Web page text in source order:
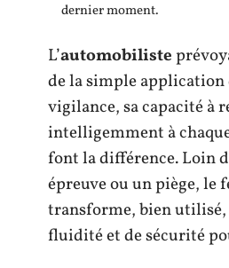
dernier moment.
L’automobiliste
de la simple application
vigilance, sa capacité à
intelligemment à
font la différence. Loin
épreuve ou un piège, le
transforme, bien utilisé,
fluidité et de sécurité